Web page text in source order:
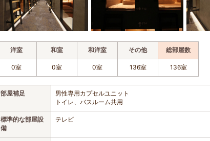
洋室 和室 和洋室 その他 総部屋数
0室 0室 0室 136室 136室
部屋補足
男性専用カプセルユニット
トイレ、バスルーム共用
標準的な部屋設
備
テレビ